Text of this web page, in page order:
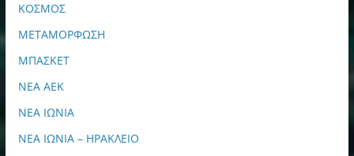
ΚΟΣΜΟΣ
ΜΕΤΑΜΟΡΦΩΣΗ
ΜΠΑΣΚΕΤ
ΝΕΑ ΑΕΚ
ΝΕΑ ΙΩΝΙΑ
ΝΕΑ ΙΩΝΙΑ – ΗΡΑΚΛΕΙΟ